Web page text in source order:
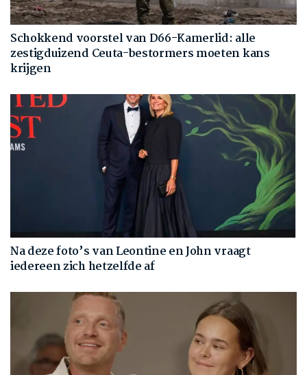
Schokkend voorstel van D66-Kamerlid: alle
zestigduizend Ceuta-bestormers moeten kans
krijgen
Na deze foto’s van Leontine en John vraagt
iedereen zich hetzelfde af